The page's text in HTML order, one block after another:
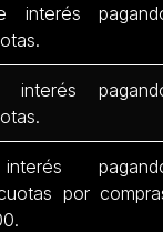
interés
por